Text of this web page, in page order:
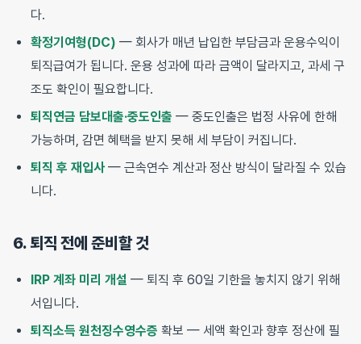
다.
확정기여형(DC) — 회사가 매년 납입한 부담금과 운용수익이
퇴직급여가 됩니다. 운용 성과에 따라 금액이 달라지고, 과세 구
조도 확인이 필요합니다.
퇴직연금 담보대출·중도인출 — 중도인출은 법정 사유에 한해
가능하며, 감면 혜택을 받지 못해 세 부담이 커집니다.
퇴직 후 재입사 — 근속연수 계산과 정산 방식이 달라질 수 있습
니다.
6. 퇴직 전에 준비할 것
IRP 계좌 미리 개설 — 퇴직 후 60일 기한을 놓치지 않기 위해
서입니다.
퇴직소득 원천징수영수증 확보 — 세액 확인과 향후 정산에 필